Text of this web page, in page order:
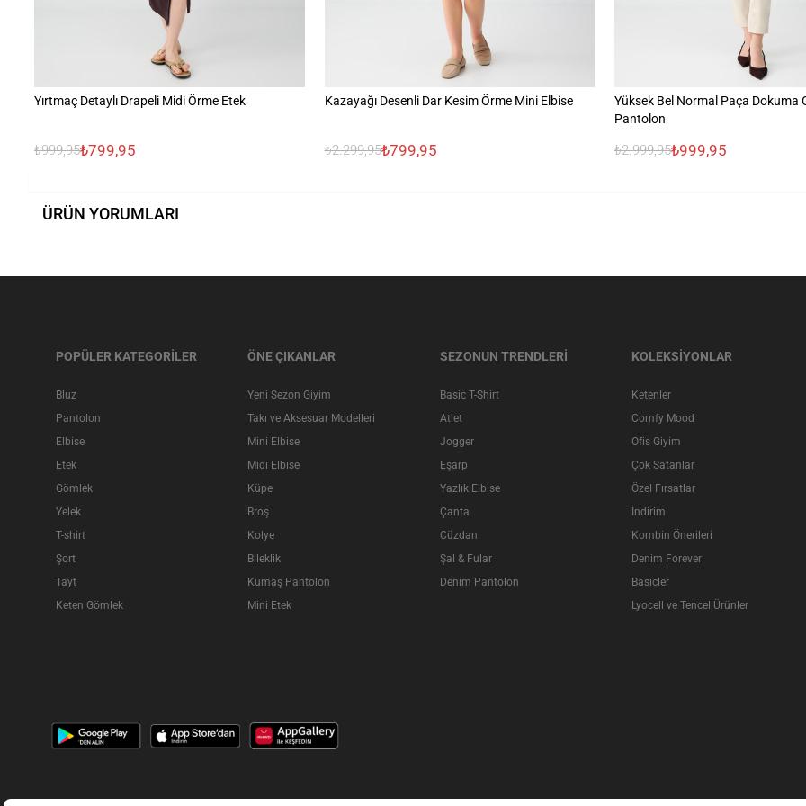
Yırtmaç Detaylı Drapeli Midi Örme Etek
₺999,95₺799,95
Kazayağı Desenli Dar Kesim Örme Mini Elbise
₺2.299,95₺799,95
Yüksek Bel Normal Paça Dokuma
Pantolon
₺2.999,95₺999,95
ÜRÜN YORUMLARI
POPÜLER KATEGORİLER
Bluz
Pantolon
Elbise
Etek
Gömlek
Yelek
T-shirt
Şort
Tayt
Keten Gömlek
ÖNE ÇIKANLAR
Yeni Sezon Giyim
Takı ve Aksesuar Modelleri
Mini Elbise
Midi Elbise
Küpe
Broş
Kolye
Bileklik
Kumaş Pantolon
Mini Etek
SEZONUN TRENDLERİ
Basic T-Shirt
Atlet
Jogger
Eşarp
Yazlık Elbise
Çanta
Cüzdan
Şal & Fular
Denim Pantolon
KOLEKSİYONLAR
Ketenler
Comfy Mood
Ofis Giyim
Çok Satanlar
Özel Fırsatlar
İndirim
Kombin Önerileri
Denim Forever
Basicler
Lyocell ve Tencel Ürünler